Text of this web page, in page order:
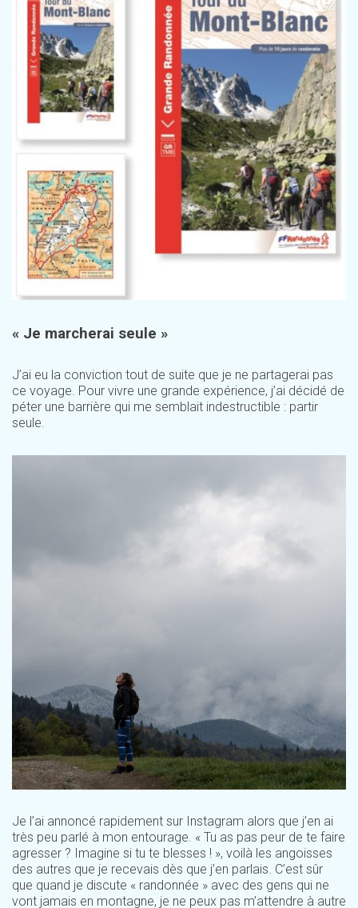
« Je marcherai seule »
J’ai eu la conviction tout de suite que je ne partagerai pas
ce voyage. Pour vivre une grande expérience, j’ai décidé de
péter une barrière qui me semblait indestructible : partir
seule.
Je l’ai annoncé rapidement sur Instagram alors que j’en ai
très peu parlé à mon entourage. « Tu as pas peur de te faire
agresser ? Imagine si tu te blesses ! », voilà les angoisses
des autres que je recevais dès que j’en parlais. C’est sûr
que quand je discute « randonnée » avec des gens qui ne
vont jamais en montagne, je ne peux pas m’attendre à autre